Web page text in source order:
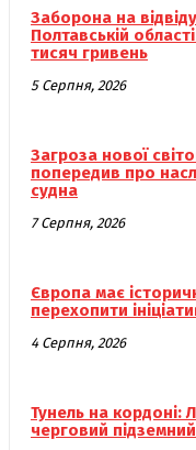
Заборона на
Полтавській
тисяч гривень
5 Серпня, 2026
Загроза нової
попередив про
судна
7 Серпня, 2026
Європа має
перехопити
4 Серпня, 2026
Тунель на кордоні:
черговий підземний